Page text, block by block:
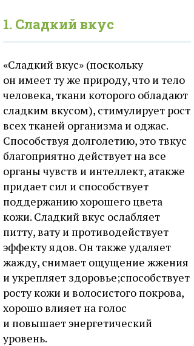
1. Сладкий вкус
«Сладкий вкус» (поскольку
он имеет ту же природу, что и тело
человека, ткани которого обладают
сладким вкусом), стимулирует рост
всех тканей организма и оджас.
Способствуя долголетию, это твкус
благоприятно действует на все
органы чувств и интеллект, атакже
придает сил и способствует
поддержанию хорошего цвета
кожи. Сладкий вкус ослабляет
питту, вату и противодействует
эффекту ядов. Он также удаляет
жажду, снимает ощущение жжения
и укрепляет здоровье;способствует
росту кожи и волосистого покрова,
хорошо влияет на голос
и повышает энергетический
уровень.